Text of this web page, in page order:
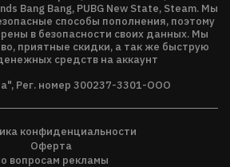
Bang Bang, PUBG New State, Steam. Мы
способы пополнения, поэтому
в безопасности своих данных. Мы
приятные скидки, а так же быструю
средств на аккаунт
Рег. номер 300237-3301-ООО
конфиденциальности
Оферта
вопросам рекламы